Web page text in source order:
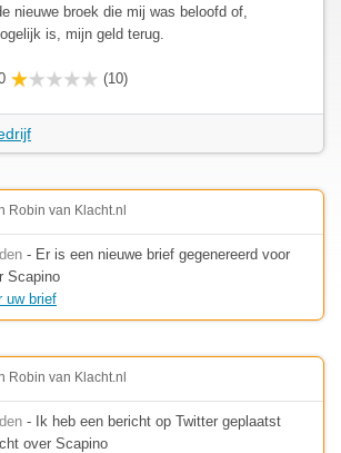
nieuwe broek die mij was beloofd of,
is, mijn geld terug.
(10)
Robin van Klacht.nl
- Er is een nieuwe brief gegenereerd voor
Scapino
uw brief
Robin van Klacht.nl
- Ik heb een bericht op Twitter geplaatst
over Scapino